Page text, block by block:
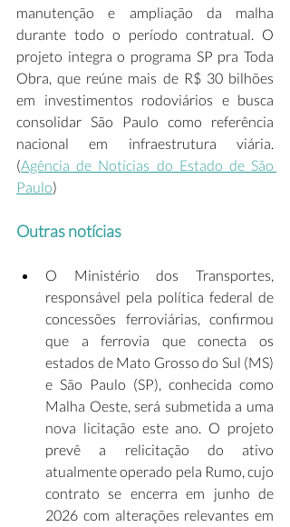
manutenção e ampliação da malha
durante todo o período contratual. O
projeto integra o programa SP pra Toda
Obra, que reúne mais de R$ 30 bilhões
em investimentos rodoviários e busca
consolidar São Paulo como referência
nacional em infraestrutura viária.
(Agência de Notícias do Estado de São
Paulo)
Outras notícias
O Ministério dos Transportes,
responsável pela política federal de
concessões ferroviárias, confirmou
que a ferrovia que conecta os
estados de Mato Grosso do Sul (MS)
e São Paulo (SP), conhecida como
Malha Oeste, será submetida a uma
nova licitação este ano. O projeto
prevê a relicitação do ativo
atualmente operado pela Rumo, cujo
contrato se encerra em junho de
2026 com alterações relevantes em